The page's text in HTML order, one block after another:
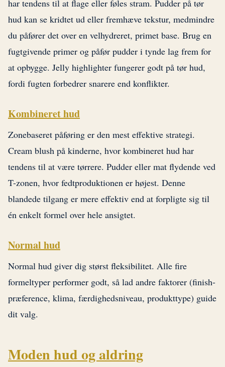
har tendens til at flage eller føles stram. Pudder på tør
hud kan se kridtet ud eller fremhæve tekstur, medmindre
du påfører det over en velhydreret, primet base. Brug en
fugtgivende primer og påfør pudder i tynde lag frem for
at opbygge. Jelly highlighter fungerer godt på tør hud,
fordi fugten forbedrer snarere end konflikter.
Kombineret hud
Zonebaseret påføring er den mest effektive strategi.
Cream blush på kinderne, hvor kombineret hud har
tendens til at være tørrere. Pudder eller mat flydende ved
T-zonen, hvor fedtproduktionen er højest. Denne
blandede tilgang er mere effektiv end at forpligte sig til
én enkelt formel over hele ansigtet.
Normal hud
Normal hud giver dig størst fleksibilitet. Alle fire
formeltyper performer godt, så lad andre faktorer (finish-
præference, klima, færdighedsniveau, produkttype) guide
dit valg.
Moden hud og aldring